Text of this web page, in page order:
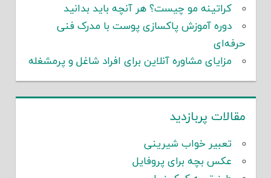
کراتینه مو چیست؟ هر آنچه باید بدانید
دوره آموزش پاکسازی پوست با مدرک فنی
حرفه‌ای
مزایای مشاوره آنلاین برای افراد شاغل و پرمشغله
مقالات پربازدید
تعبیر خواب شیرینی
عکس بچه برای پروفایل